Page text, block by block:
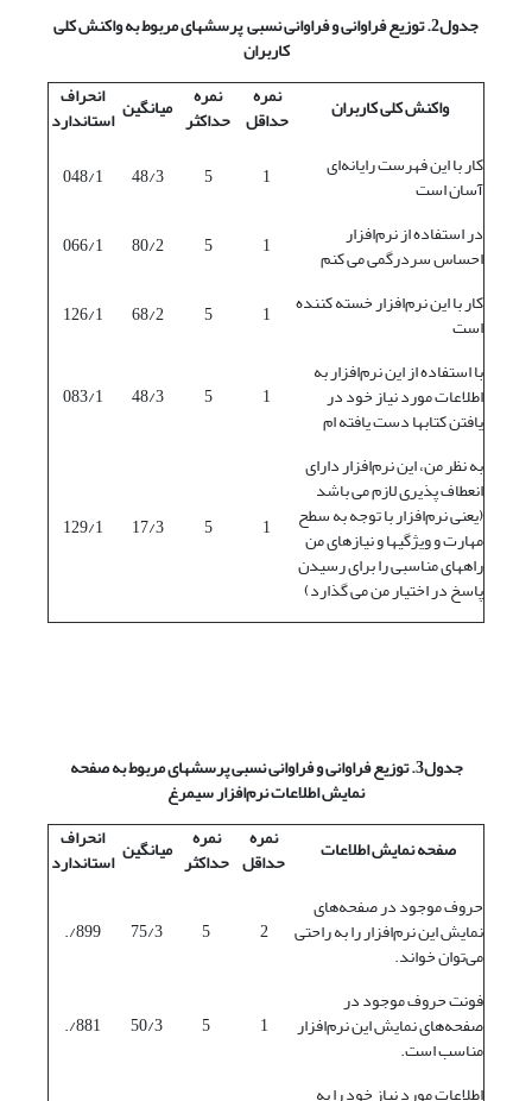
جدول2. توزیع فراوانی و فراوانی نسبی پرسشهای مربوط به واکنش کلی
کاربران
واکنش کلی کاربران
نمره
حداقل
نمره
حداکثر میانگین انحراف
استاندارد
کار با این فهرست رایانه‌ای
آسان است 1
5
48/3
048/1
در استفاده از نرم‌افزار
احساس سردرگمی می کنم 1
5
80/2
066/1
کار با این نرم‌افزار خسته کننده
است 1
5
68/2
126/1
با استفاده از این نرم‌افزار به
اطلاعات مورد نیاز خود در
یافتن کتابها دست یافته ام
1
5
48/3
083/1
به نظر من، این نرم‌افزار دارای
انعطاف پذیری لازم می باشد
(یعنی نرم‌افزار با توجه به سطح
مهارت و ویژگیها و نیازهای من
راههای مناسبی را برای رسیدن
پاسخ در اختیار من می گذارد)
1
5
17/3
129/1
جدول3. توزیع فراوانی و فراوانی نسبی پرسشهای مربوط به صفحه
نمایش اطلاعات نرم‌افزار سیمرغ
صفحه نمایش اطلاعات
نمره
حداقل
نمره
حداکثر میانگین انحراف
استاندارد
حروف موجود در صفحه‌های
نمایش این نرم‌افزار را به راحتی
می‌توان خواند.
2
5
75/3
899/.
فونت حروف موجود در
صفحه‌های نمایش این نرم‌افزار
مناسب است.
1
5
50/3
881/.